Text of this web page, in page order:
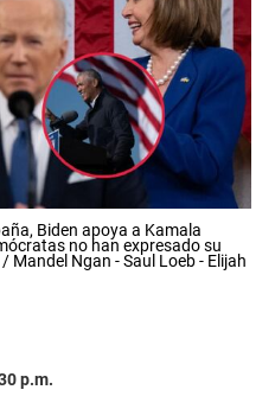
Biden apoya a Kamala
no han expresado su
Ngan - Saul Loeb - Elijah
p.m.